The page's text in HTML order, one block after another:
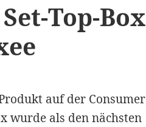
Top-Box
auf der Consumer
wurde als den nächsten